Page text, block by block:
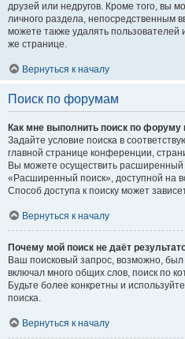
друзей или недругов. Кроме того, вы
личного раздела, непосредственным
можете также удалять пользователей
же странице.
Вернуться к началу
Поиск по форумам
Как мне выполнить поиск по
Задайте условие поиска в
главной странице конференции,
Вы можете осуществить расширенный
«Расширенный поиск», доступной на
Способ доступа к поиску может
Вернуться к началу
Почему мой поиск не даёт
Ваш поисковый запрос, возможно,
включал много общих слов, поиск по
Будьте более конкретны и
поиска.
Вернуться к началу